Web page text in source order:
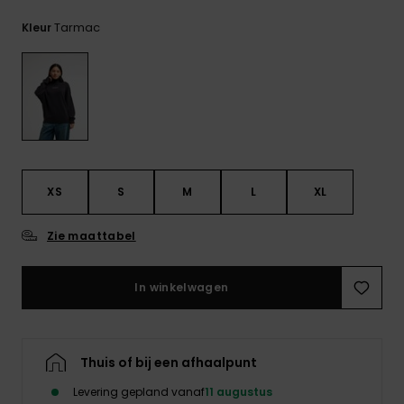
KleurTarmac
XS S M L XL
Zie maattabel
In winkelwagen
Thuis of bij een afhaalpunt
Levering gepland vanaf11 augustus